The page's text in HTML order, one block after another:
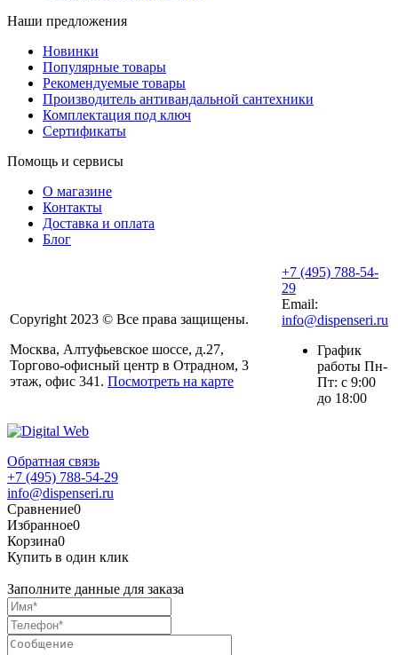
Наши предложения
Новинки
Популярные товары
Рекомендуемые товары
Производитель антивандальной сантехники
Комплектация под ключ
Сертификаты
Помощь и сервисы
О магазине
Контакты
Доставка и оплата
Блог
Copyright 2023 © Все права защищены.
Москва, Алтуфьевское шоссе, д.27,
Торгово-офисный центр в Отрадном, 3
этаж, офис 341. Посмотреть на карте
+7 (495) 788-54-
29
Email:
info@dispenseri.ru
График
работы Пн-
Пт: с 9:00
до 18:00
Обратная связь
+7 (495) 788-54-29
info@dispenseri.ru
Сравнение0
Избранное0
Корзина0
Купить в один клик
Заполните данные для заказа